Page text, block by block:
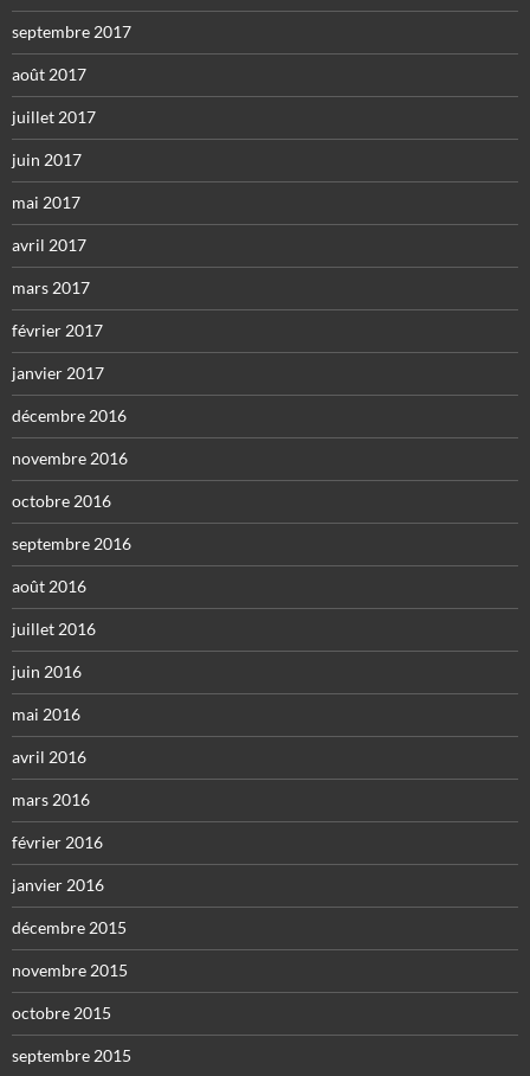
septembre 2017
août 2017
juillet 2017
juin 2017
mai 2017
avril 2017
mars 2017
février 2017
janvier 2017
décembre 2016
novembre 2016
octobre 2016
septembre 2016
août 2016
juillet 2016
juin 2016
mai 2016
avril 2016
mars 2016
février 2016
janvier 2016
décembre 2015
novembre 2015
octobre 2015
septembre 2015